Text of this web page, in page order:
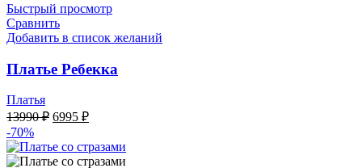
Быстрый просмотр
Сравнить
Добавить в список желаний
Платье Ребекка
Платья
13990₽ Первоначальная
составляла
13990 ₽.
6995 ₽Текущая
6995 ₽.
-70%